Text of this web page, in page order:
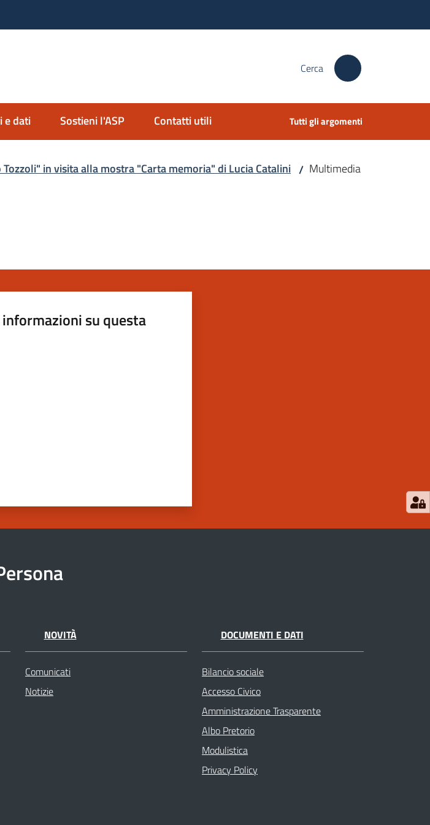
Cerca
e dati Sostieni l'ASP Contatti utili Tutti gli argomenti
Tozzoli" in visita alla mostra "Carta memoria" di Lucia Catalini / Multimedia
su questa
NOVITÀ
Comunicati
Notizie
DOCUMENTI E DATI
Bilancio sociale
Accesso Civico
Amministrazione Trasparente
Albo Pretorio
Modulistica
Privacy Policy